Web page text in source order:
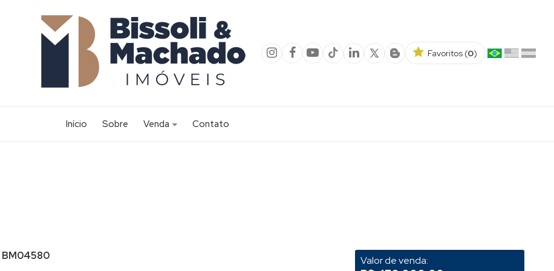
Favoritos (0)
Início Sobre
Venda
Contato
BM04580 Valor de venda: